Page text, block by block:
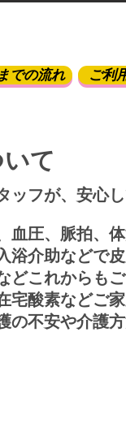
での流れ ご利
て
ッフが、安心
血圧、脈拍、
浴介助などで
どこれからも
宅酸素などご
の不安や介護